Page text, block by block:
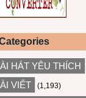
HÁT YÊU THÍCH
VIẾT (1,193)